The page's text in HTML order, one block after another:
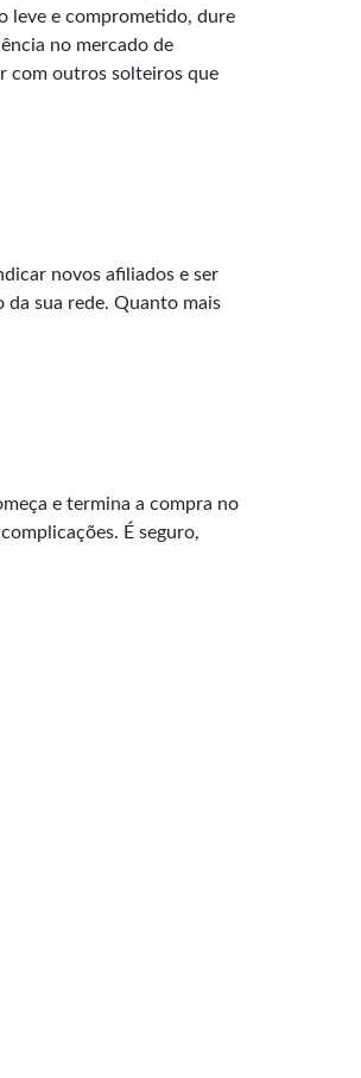
leve e comprometido, dure
no mercado de
com outros solteiros que
novos afiliados e ser
sua rede. Quanto mais
e termina a compra no
É seguro,